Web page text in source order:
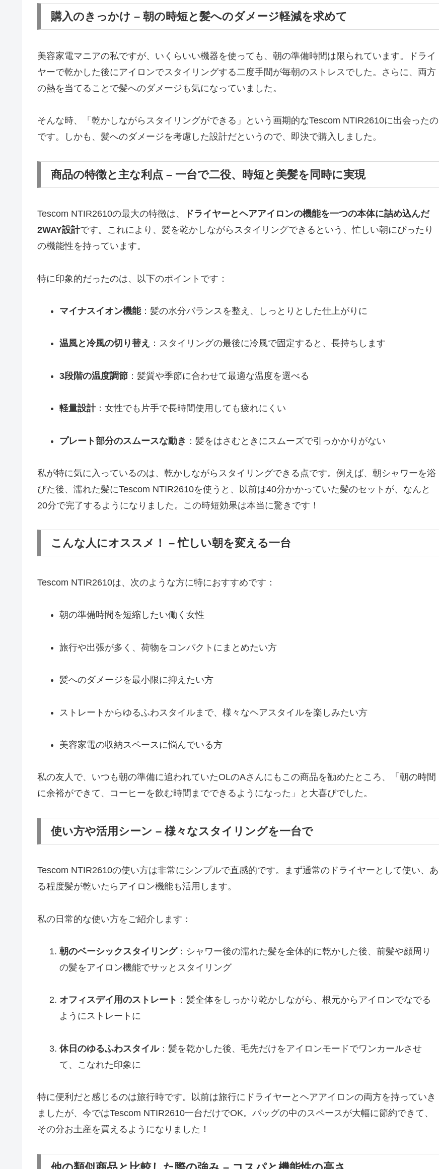
購入のきっかけ – 朝の時短と髪へのダメージ軽減を求めて
美容家電マニアの私ですが、いくらいい機器を使っても、朝の準備時間は限られています。ドライ
ヤーで乾かした後にアイロンでスタイリングする二度手間が毎朝のストレスでした。さらに、両方
の熱を当てることで髪へのダメージも気になっていました。
そんな時、「乾かしながらスタイリングができる」という画期的なTescom NTIR2610に出会ったの
です。しかも、髪へのダメージを考慮した設計だというので、即決で購入しました。
商品の特徴と主な利点 – 一台で二役、時短と美髪を同時に実現
Tescom NTIR2610の最大の特徴は、
ドライヤーとヘアアイロンの機能を一つの本体に詰め込んだ
2WAY設計です。これにより、髪を乾かしながらスタイリングできるという、忙しい朝にぴったり
の機能性を持っています。
特に印象的だったのは、以下のポイントです：
マイナスイオン機能：髪の水分バランスを整え、しっとりとした仕上がりに
温風と冷風の切り替え ：スタイリングの最後に冷風で固定すると、長持ちします
3段階の温度調節：髪質や季節に合わせて最適な温度を選べる
軽量設計：女性でも片手で長時間使用しても疲れにくい
プレート部分のスムースな動き ：髪をはさむときにスムーズで引っかかりがない
私が特に気に入っているのは、乾かしながらスタイリングできる点です。例えば、朝シャワーを浴
びた後、濡れた髪にTescom NTIR2610を使うと、以前は40分かかっていた髪のセットが、なんと
20分で完了するようになりました。この時短効果は本当に驚きです！
こんな人にオススメ！ – 忙しい朝を変える一台
Tescom NTIR2610は、次のような方に特におすすめです：
朝の準備時間を短縮したい働く女性
旅行や出張が多く、荷物をコンパクトにまとめたい方
髪へのダメージを最小限に抑えたい方
ストレートからゆるふわスタイルまで、様々なヘアスタイルを楽しみたい方
美容家電の収納スペースに悩んでいる方
私の友人で、いつも朝の準備に追われていたOLのAさんにもこの商品を勧めたところ、「朝の時間
に余裕ができて、コーヒーを飲む時間までできるようになった」と大喜びでした。
使い方や活用シーン – 様々なスタイリングを一台で
Tescom NTIR2610の使い方は非常にシンプルで直感的です。まず通常のドライヤーとして使い、あ
る程度髪が乾いたらアイロン機能も活用します。
私の日常的な使い方をご紹介します：
朝のベーシックスタイリング：シャワー後の濡れた髪を全体的に乾かした後、前髪や顔周り
の髪をアイロン機能でサッとスタイリング
オフィスデイ用のストレート ：髪全体をしっかり乾かしながら、根元からアイロンでなでる
ようにストレートに
休日のゆるふわスタイル：髪を乾かした後、毛先だけをアイロンモードでワンカールさせ
て、こなれた印象に
特に便利だと感じるのは旅行時です。以前は旅行にドライヤーとヘアアイロンの両方を持っていき
ましたが、今ではTescom NTIR2610一台だけでOK。バッグの中のスペースが大幅に節約できて、
その分お土産を買えるようになりました！